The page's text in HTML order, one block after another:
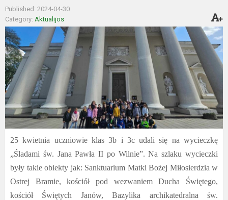
Published: 2024-04-30
Category: Aktualijos
25 kwietnia uczniowie klas 3b i 3c udali się na wycieczkę
„Śladami św. Jana Pawła II po Wilnie”. Na szlaku wycieczki
były takie obiekty jak: Sanktuarium Matki Bożej Miłosierdzia w
Ostrej Bramie, kościół pod wezwaniem Ducha Świętego,
kościół Świętych Janów,Bazylika archikatedralna św.